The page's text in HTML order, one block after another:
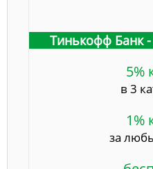
Тинькофф Банк -
5%
в 3
1%
за